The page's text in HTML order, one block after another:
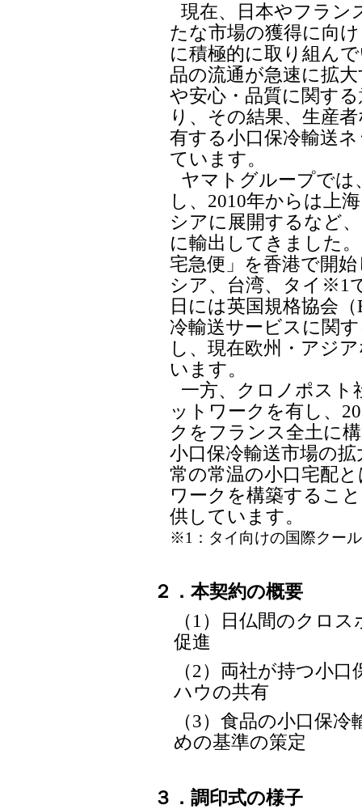
現在、日本やフラン
たな市場の獲得に向
に積極的に取り組ん
品の流通が急速に拡
や安心・品質に関す
り、その結果、生産
有する小口保冷輸送
ています。
ヤマトグループでは
し、2010年からは上
シアに展開するなど
に輸出してきました
宅急便」を香港で開
シア、台湾、タイ※1
日には英国規格協会
冷輸送サービスに関
し、現在欧州・アジ
います。
一方、クロノポスト
ットワークを有し、
クをフランス全土に
小口保冷輸送市場の
常の常温の小口宅配
ワークを構築するこ
供しています。
※1：タイ向けの国際クー
２．本契約の概要
（1）日仏間のクロ
促進
（2）両社が持つ小
ハウの共有
（3）食品の小口保
めの基準の策定
３．調印式の様子